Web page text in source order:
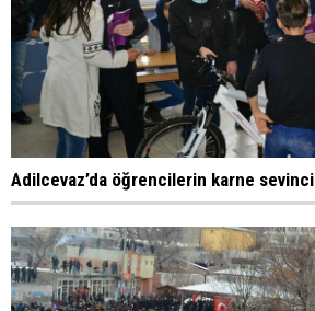
Adilcevaz’da öğrencilerin karne sevinci